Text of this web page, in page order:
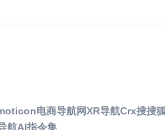
电商导航网XR导航Crx搜搜
航AI指令集